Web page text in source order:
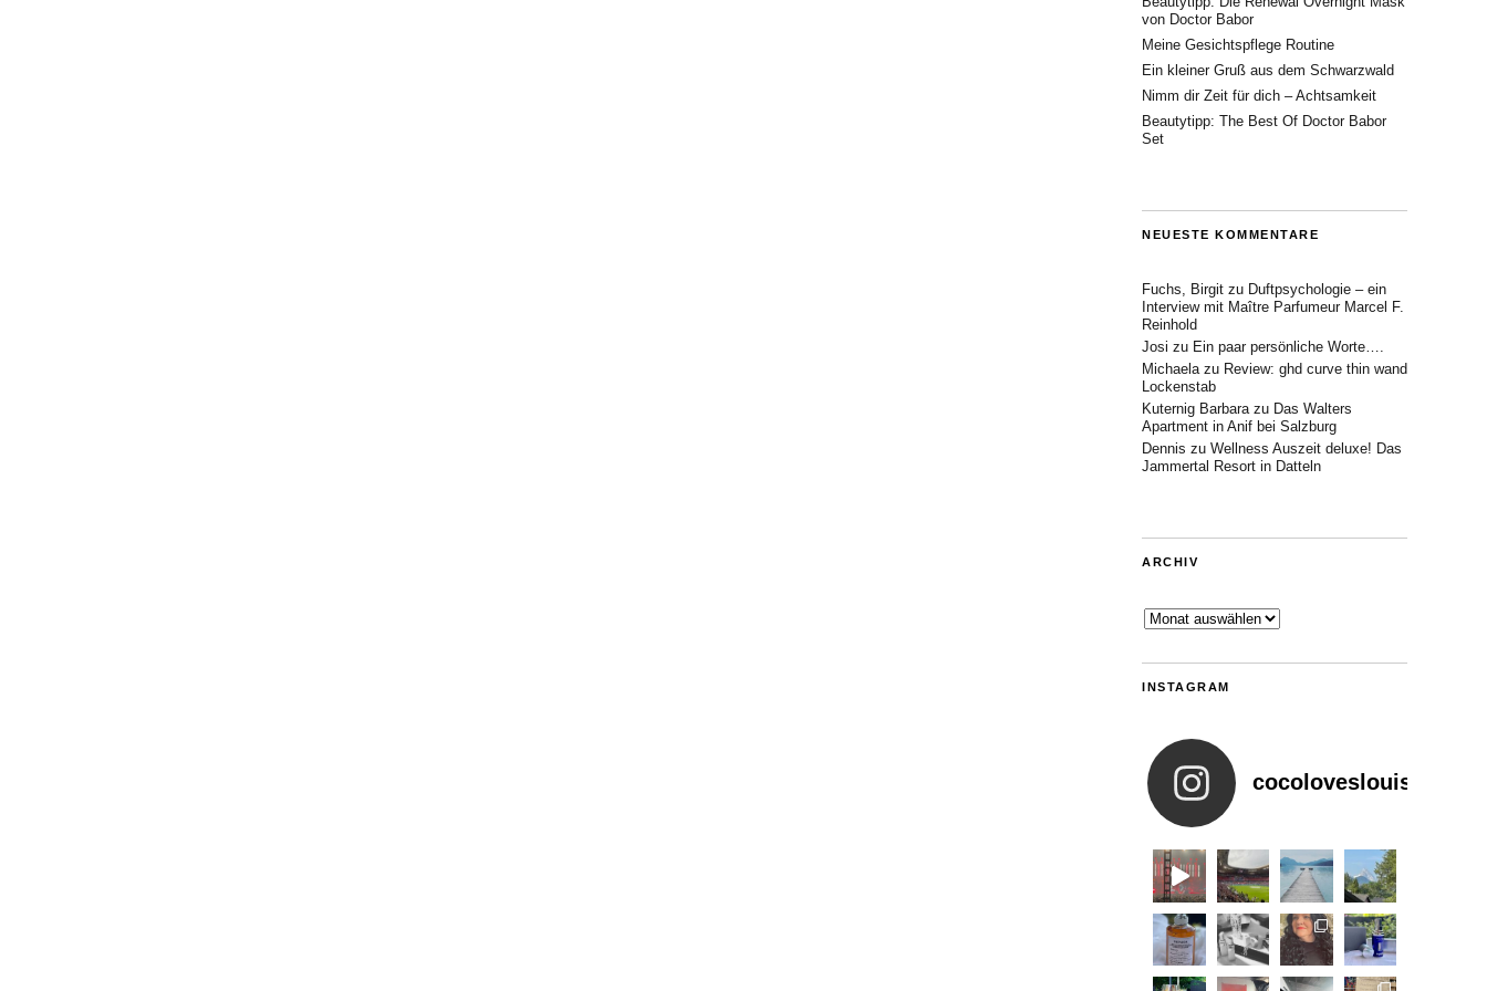
von Doctor Babor
Meine Gesichtspflege Routine
Ein kleiner Gruß aus dem Schwarzwald
Nimm dir Zeit für dich – Achtsamkeit
Beautytipp: The Best Of Doctor Babor
Set
NEUESTE KOMMENTARE
Fuchs, Birgit zu Duftpsychologie – ein
Interview mit Maître Parfumeur Marcel F.
Reinhold
Josi zu Ein paar persönliche Worte….
Michaelazu Review: ghd curve thin wand
Lockenstab
Kuternig Barbarazu Das Walters
Apartment in Anif bei Salzburg
Dennis zu Wellness Auszeit deluxe! Das
Jammertal Resort in Datteln
ARCHIV
Archiv
INSTAGRAM
cocoloveslouis